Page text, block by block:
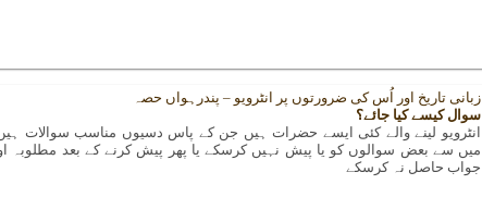
زبانی تاریخ اور اُس کی ضرورتوں پر انٹرویو – پندرہواں حصہ
سوال کیسے کیا جائے؟
انٹرویو لینے والے کئی ایسے حضرات ہیں جن کے پاس دسیوں مناسب سوالات
میں سے بعض سوالوں کو یا پیش نہیں کرسکے یا پھر پیش کرنے کے بعد مطلوبہ
جواب حاصل نہ کرسکے